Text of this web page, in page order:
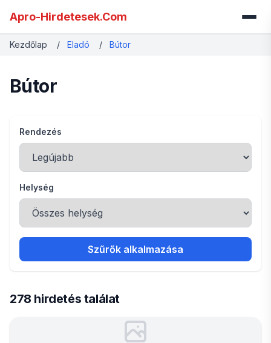
Apro-Hirdetesek.Com
Kezdőlap / Eladó / Bútor
Bútor
Rendezés
Helység
Szűrők alkalmazása
278 hirdetés találat